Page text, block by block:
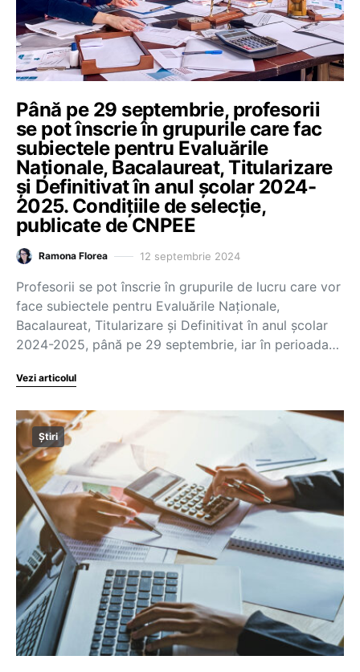
Până pe 29 septembrie, profesorii
se pot înscrie în grupurile care fac
subiectele pentru Evaluările
Naționale, Bacalaureat, Titularizare
și Definitivat în anul școlar 2024-
2025. Condițiile de selecție,
publicate de CNPEE
Ramona Florea 12 septembrie 2024
Profesorii se pot înscrie în grupurile de lucru care vor
face subiectele pentru Evaluările Naționale,
Bacalaureat, Titularizare și Definitivat în anul școlar
2024-2025, până pe 29 septembrie, iar în perioada…
Vezi articolul
Știri